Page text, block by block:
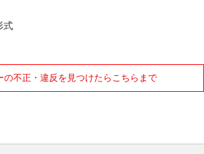
式
の不正・違反を見つけたらこちらまで
2月 3月
8月 9月